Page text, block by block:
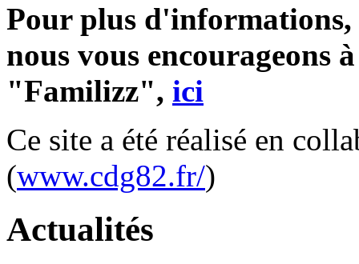
Pour plus d'informations,
nous vous encourageons
"Familizz", ici
Ce site a été réalisé en
(www.cdg82.fr/)
Actualités